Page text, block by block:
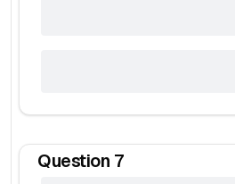
Question 7